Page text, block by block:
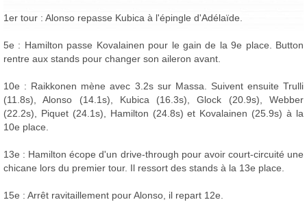
1er tour : Alonso repasse Kubica à l'épingle d'Adélaïde.
5e : Hamilton passe Kovalainen pour le gain de la 9e place. Button
rentre aux stands pour changer son aileron avant.
10e : Raikkonen mène avec 3.2s sur Massa. Suivent ensuite Trulli
(11.8s), Alonso (14.1s), Kubica (16.3s), Glock (20.9s), Webber
(22.2s), Piquet (24.1s), Hamilton (24.8s) et Kovalainen (25.9s) à la
10e place.
13e : Hamilton écope d'un drive-through pour avoir court-circuité une
chicane lors du premier tour. Il ressort des stands à la 13e place.
15e : Arrêt ravitaillement pour Alonso, il repart 12e.